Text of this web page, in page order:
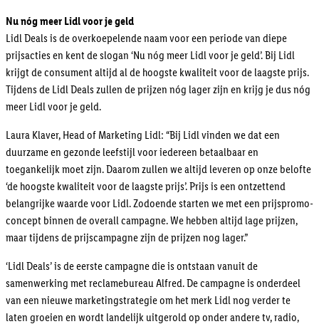
Nu nóg meer Lidl voor je geld
Lidl Deals is de overkoepelende naam voor een periode van diepe
prijsacties en kent de slogan ‘Nu nóg meer Lidl voor je geld’. Bij Lidl
krijgt de consument altijd al de hoogste kwaliteit voor de laagste prijs.
Tijdens de Lidl Deals zullen de prijzen nóg lager zijn en krijg je dus nóg
meer Lidl voor je geld.
Laura Klaver, Head of Marketing Lidl: “Bij Lidl vinden we dat een
duurzame en gezonde leefstijl voor iedereen betaalbaar en
toegankelijk moet zijn. Daarom zullen we altijd leveren op onze belofte
‘de hoogste kwaliteit voor de laagste prijs’. Prijs is een ontzettend
belangrijke waarde voor Lidl. Zodoende starten we met een prijspromo-
concept binnen de overall campagne. We hebben altijd lage prijzen,
maar tijdens de prijscampagne zijn de prijzen nog lager.”
‘Lidl Deals’ is de eerste campagne die is ontstaan vanuit de
samenwerking met reclamebureau Alfred. De campagne is onderdeel
van een nieuwe marketingstrategie om het merk Lidl nog verder te
laten groeien en wordt landelijk uitgerold op onder andere tv, radio,